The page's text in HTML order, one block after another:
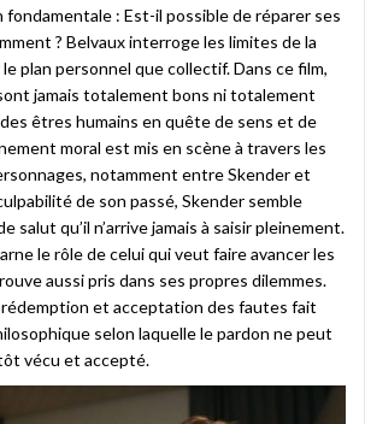
: Est-il possible de réparer ses
? Belvaux interroge les limites de la
plan personnel que collectif. Dans ce film,
jamais totalement bons ni totalement
êtres humains en quête de sens et de
moral est mis en scène à travers les
notamment entre Skender et
de son passé, Skender semble
salut qu’il n’arrive jamais à saisir pleinement.
le rôle de celui qui veut faire avancer les
aussi pris dans ses propres dilemmes.
et acceptation des fautes fait
selon laquelle le pardon ne peut
vécu et accepté.